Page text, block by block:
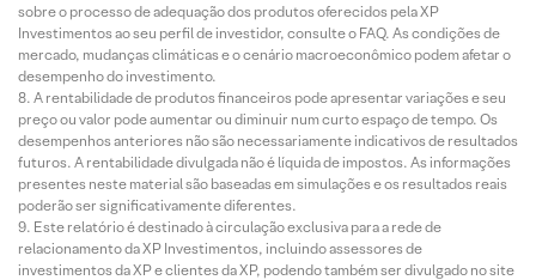
sobre o processo de adequação dos produtos oferecidos pela XP
Investimentos ao seu perfil de investidor, consulte o FAQ. As condições de
mercado, mudanças climáticas e o cenário macroeconômico podem afetar o
desempenho do investimento.
A rentabilidade de produtos financeiros pode apresentar variações e seu
preço ou valor pode aumentar ou diminuir num curto espaço de tempo. Os
desempenhos anteriores não são necessariamente indicativos de resultados
futuros. A rentabilidade divulgada não é líquida de impostos. As informações
presentes neste material são baseadas em simulações e os resultados reais
poderão ser significativamente diferentes.
Este relatório é destinado à circulação exclusiva para a rede de
relacionamento da XP Investimentos, incluindo assessores de
investimentos da XP e clientes da XP, podendo também ser divulgado no site